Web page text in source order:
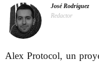
José Rodríguez
Redactor
Alex Protocol, un